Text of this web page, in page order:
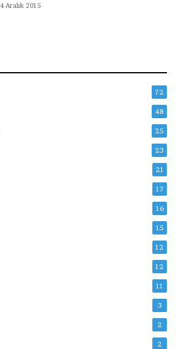
Aralık 2015
72
48
25
23
21
17
16
15
12
12
11
3
2
2